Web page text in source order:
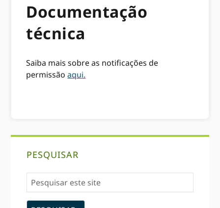
Documentação
técnica
Saiba mais sobre as notificações de
permissãoaqui.
primária
PESQUISAR
Pesquisar
este
site